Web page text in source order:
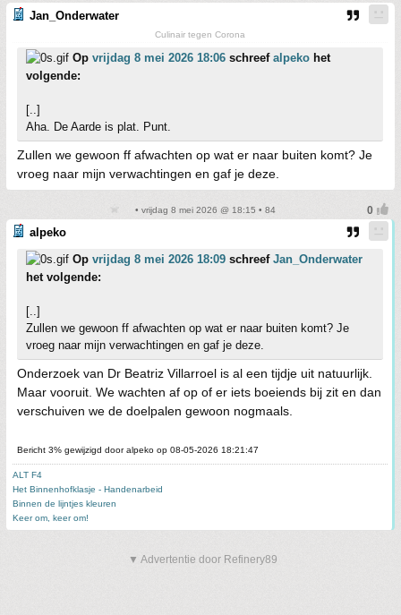
Jan_Onderwater
Culinair tegen Corona
Op vrijdag 8 mei 2026 18:06 schreef alpeko het
volgende:
[..]
Aha. De Aarde is plat. Punt.
Zullen we gewoon ff afwachten op wat er naar buiten komt? Je
vroeg naar mijn verwachtingen en gaf je deze.
• vrijdag 8 mei 2026 @ 18:15 • 84
alpeko
Op vrijdag 8 mei 2026 18:09 schreef Jan_Onderwater
het volgende:
[..]
Zullen we gewoon ff afwachten op wat er naar buiten komt? Je
vroeg naar mijn verwachtingen en gaf je deze.
Onderzoek van Dr Beatriz Villarroel is al een tijdje uit natuurlijk.
Maar vooruit. We wachten af op of er iets boeiends bij zit en dan
verschuiven we de doelpalen gewoon nogmaals.
Bericht 3% gewijzigd door alpeko op 08-05-2026 18:21:47
ALT F4
Het Binnenhofklasje - Handenarbeid
Binnen de lijntjes kleuren
Keer om, keer om!
▼ Advertentie door Refinery89